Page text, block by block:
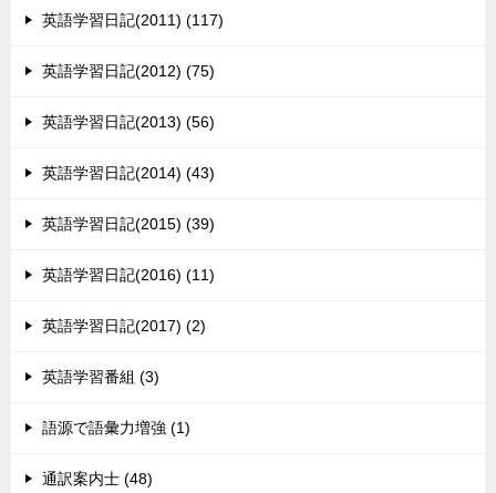
英語学習日記(2011) (117)
英語学習日記(2012) (75)
英語学習日記(2013) (56)
英語学習日記(2014) (43)
英語学習日記(2015) (39)
英語学習日記(2016) (11)
英語学習日記(2017) (2)
英語学習番組 (3)
語源で語彙力増強 (1)
通訳案内士 (48)